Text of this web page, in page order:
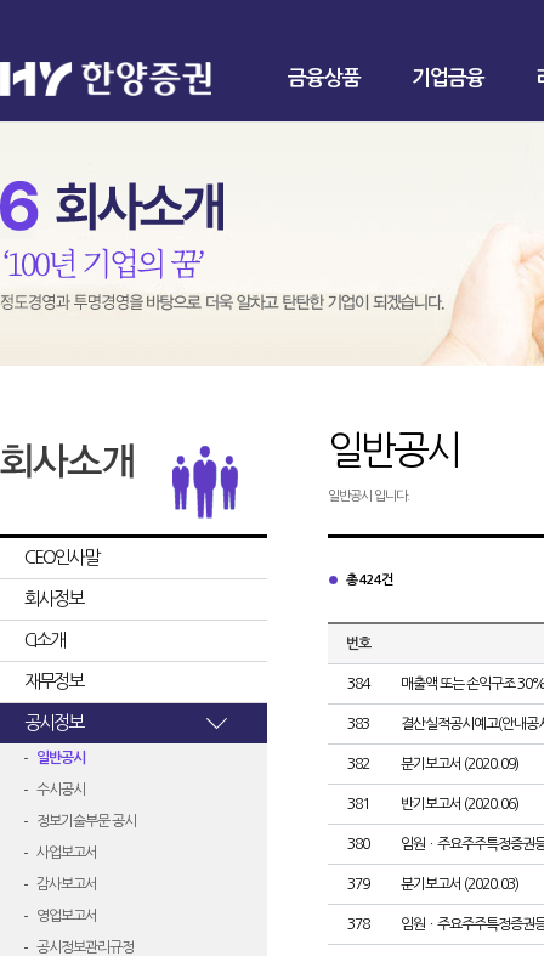
금융상품 기업금융
CEO인사말
회사정보
CI소개
재무정보
공시정보
일반공시
수시공시
정보기술부문 공시
사업보고서
감사보고서
영업보고서
공시정보관리규정
일반공시
일반공시 입니다.
총 424건
번호
384 매출액 또는 손익구조
383 결산실적공시예고(안내공
382 분기보고서 (2020.09)
381 반기보고서 (2020.06)
380 임원ㆍ주요주주특정증권
379 분기보고서 (2020.03)
378 임원ㆍ주요주주특정증권